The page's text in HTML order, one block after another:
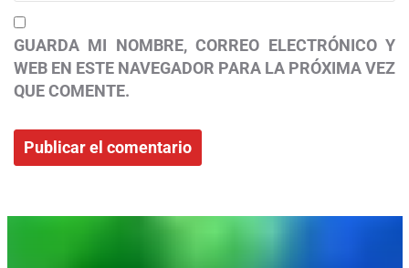
GUARDA MI NOMBRE, CORREO ELECTRÓNICO Y
WEB EN ESTE NAVEGADOR PARA LA PRÓXIMA VEZ
QUE COMENTE.